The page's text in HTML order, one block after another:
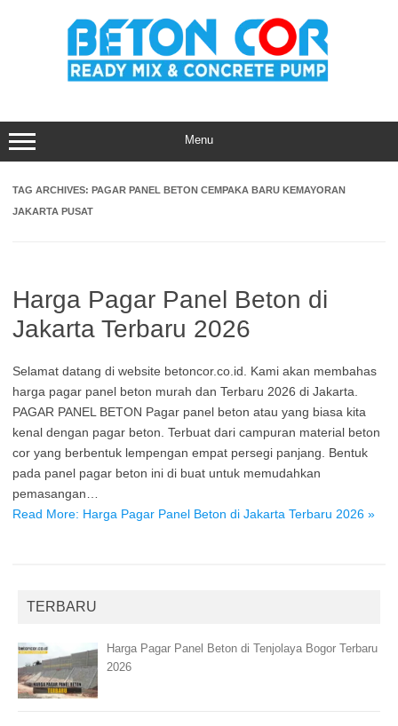
Menu
TAG ARCHIVES: PAGAR PANEL BETON CEMPAKA BARU KEMAYORAN
JAKARTA PUSAT
Harga Pagar Panel Beton di
Jakarta Terbaru 2026
Selamat datang di website betoncor.co.id. Kami akan membahas
harga pagar panel beton murah dan Terbaru 2026 di Jakarta.
PAGAR PANEL BETON Pagar panel beton atau yang biasa kita
kenal dengan pagar beton. Terbuat dari campuran material beton
cor yang berbentuk lempengan empat persegi panjang. Bentuk
pada panel pagar beton ini di buat untuk memudahkan
pemasangan…
Read More: Harga Pagar Panel Beton di Jakarta Terbaru 2026 »
TERBARU
Harga Pagar Panel Beton di Tenjolaya Bogor Terbaru
2026